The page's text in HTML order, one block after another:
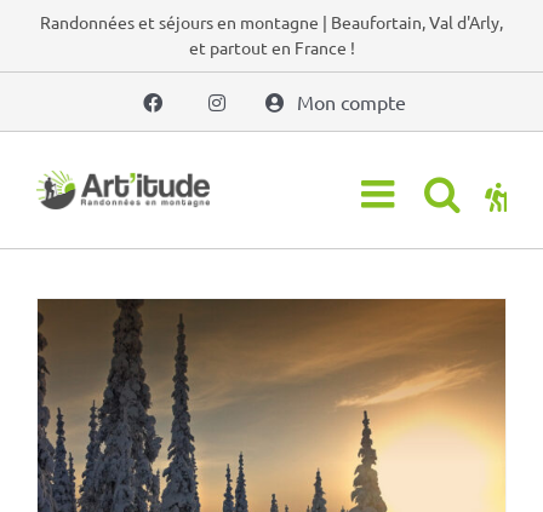
PasserRandonnées et séjours en montagne | Beaufortain, Val d'Arly,
et partout en France !
Mon compte